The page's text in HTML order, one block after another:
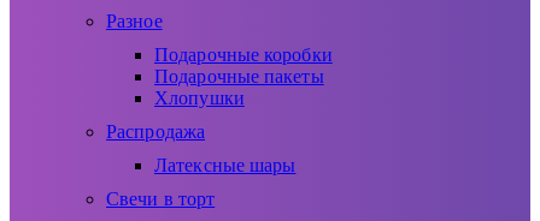
Разное
Подарочные коробки
Подарочные пакеты
Хлопушки
Распродажа
Латексные шары
Свечи в торт